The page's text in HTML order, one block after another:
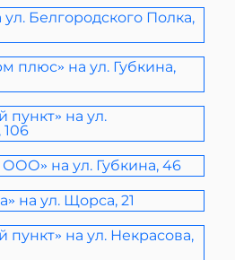
Белгородского Полка,
плюс» на ул. Губкина,
пункт» на ул.
на ул. Губкина, 46
на ул. Щорса, 21
пункт» на ул. Некрасова,